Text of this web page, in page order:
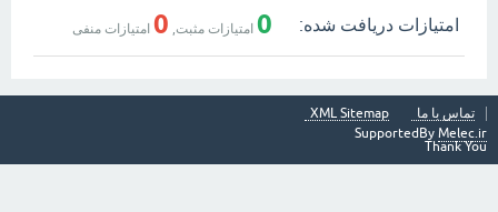
امتیازات دریافت شده: 0 امتیازات مثبت, 0 امتیازات منفی
تماس با ما
XML Sitemap
SupportedBy Melec.ir
Thank You